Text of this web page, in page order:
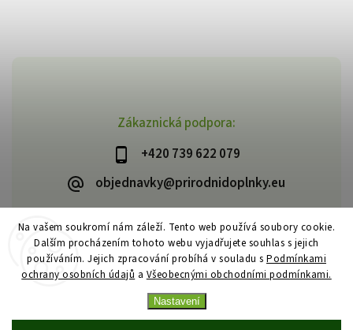
Na vašem soukromí nám záleží. Tento web používá soubory cookie.
Dalším procházením tohoto webu vyjadřujete souhlas s jejich
používáním. Jejich zpracování probíhá v souladu s Podmínkami
ochrany osobních údajů a Všeobecnými obchodními podmínkami.
Nastavení
Zákaznická podpora:
+420 739 622 079
objednavky@prirodnidoplnky.eu
Copyright 2026VIA NATURAE. Všechna práva vyhrazena.
Upravit nastavení cookies
VytvořilShoptet| Design